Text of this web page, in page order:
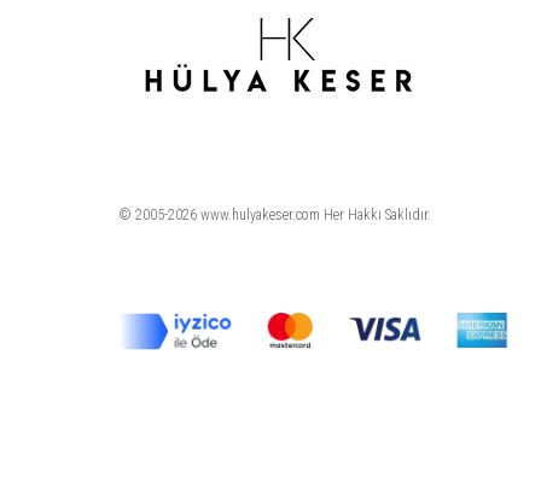
© 2005-2026 www.hulyakeser.com Her Hakkı Saklıdır.